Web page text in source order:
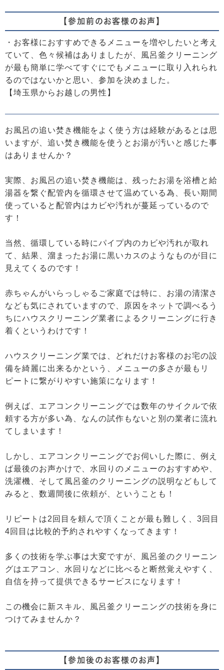
【参加前のお客様のお声】
・お客様におすすめできるメニューを増やしたいと考え
ていて、色々候補はありましたが、風呂釜クリーニング
が最も簡単に学べてすぐにでもメニューに取り入れられ
るのではないかと思い、参加を決めました。
【埼玉県からお越しの男性】
お風呂の追い焚き機能をよく使う方は経験があるとは思
いますが、追い焚き機能を使うとお湯が汚いと感じた事
はありませんか？
実際、お風呂の追い焚き機能は、残ったお湯を浴槽と給
湯器を繋ぐ配管内を循環させて温めている為、長い期間
使っていると配管内はカビや汚れが蔓延っているので
す！
当然、循環している時にパイプ内のカビや汚れが取れ
て、結果、溜まったお湯に黒いカスのようなものが目に
見えてくるのです！
赤ちゃんがいらっしゃるご家庭では特に、お湯の清潔さ
なども気にされていますので、原因をネットで調べるう
ちにハウスクリーニング業者によるクリーニングに行き
着くというわけです！
ハウスクリーニング業では、どれだけお客様のお宅の設
備を綺麗に出来るかという、メニューの多さが最もリ
ピートに繋がりやすい施策になります！
例えば、エアコンクリーニングでは数年のサイクルで依
頼する方が多い為、なんの試作もないと別の業者に流れ
てしまいます！
しかし、エアコンクリーニングでお伺いした際に、例え
ば最後のお声かけで、水回りのメニューのおすすめや、
洗濯機、そして風呂釜のクリーニングの説明などもして
みると、数週間後に依頼が、ということも！
リピートは2回目を頼んで頂くことが最も難しく、3回目
4回目は比較的予約されやすくなってきます！
多くの技術を学ぶ事は大変ですが、風呂釜のクリーニン
グはエアコン、水回りなどに比べると断然覚えやすく、
自信を持って提供できるサービスになります！
この機会に新スキル、風呂釜クリーニングの技術を身に
つけてみませんか？
【参加後のお客様のお声】